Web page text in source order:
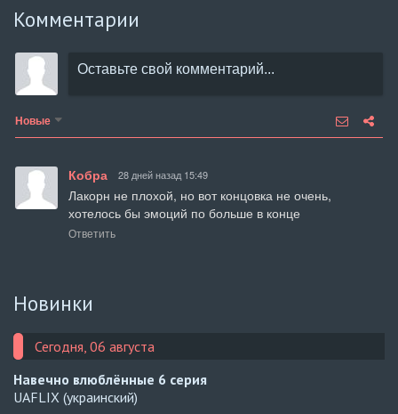
Комментарии
Новые
Кобра 28 дней назад 15:49
Лакорн не плохой, но вот концовка не очень,
хотелось бы эмоций по больше в конце
Ответить
Новинки
Сегодня, 06 августа
Навечно влюблённые 6 серия
UAFLIX (украинский)